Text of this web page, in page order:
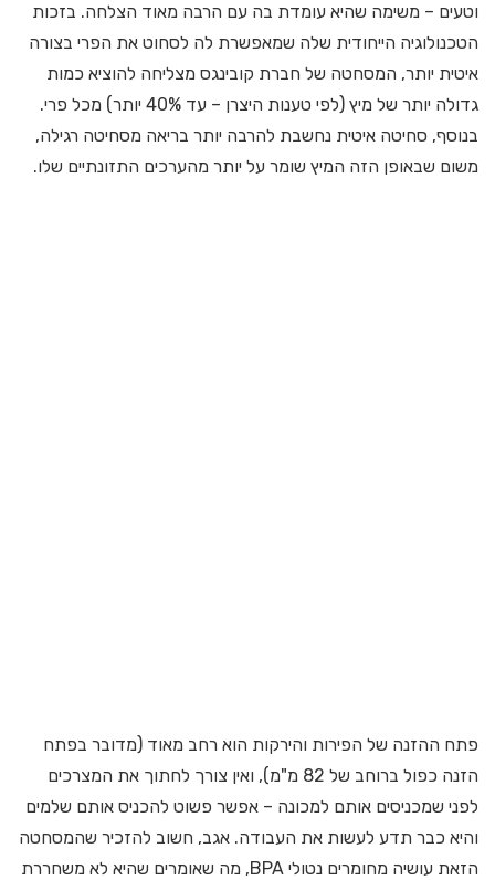
וטעים – משימה שהיא עומדת בה עם הרבה מאוד הצלחה. בזכות
הטכנולוגיה הייחודית שלה שמאפשרת לה לסחוט את הפרי בצורה
איטית יותר, המסחטה של חברת קובינגס מצליחה להוציא כמות
גדולה יותר של מיץ (לפי טענות היצרן – עד 40% יותר) מכל פרי.
בנוסף, סחיטה איטית נחשבת להרבה יותר בריאה מסחיטה רגילה,
משום שבאופן הזה המיץ שומר על יותר מהערכים התזונתיים שלו.
פתח ההזנה של הפירות והירקות הוא רחב מאוד (מדובר בפתח
הזנה כפול ברוחב של 82 מ"מ), ואין צורך לחתוך את המצרכים
לפני שמכניסים אותם למכונה – אפשר פשוט להכניס אותם שלמים
והיא כבר תדע לעשות את העבודה. אגב, חשוב להזכיר שהמסחטה
הזאת עושיה מחומרים נטולי BPA, מה שאומרים שהיא לא משחררת